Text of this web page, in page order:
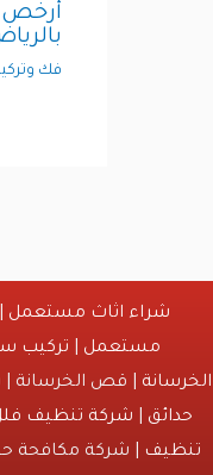
أرخص
بالرياض
فك وتركيب/
11
شراء اثاث مستعمل|
مستعمل|تركيب
| قص الخرسانة |
|شركة تنظيف فلل |
| شركة مكافحة